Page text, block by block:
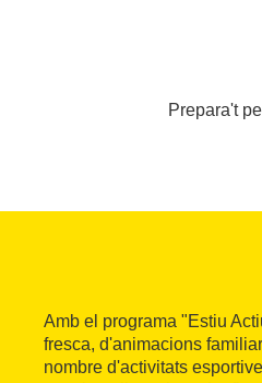
Prepara't
Amb el programa "Estiu
fresca, d'animacions
nombre d'activitats